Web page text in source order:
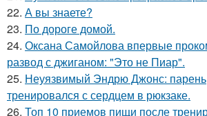
22. А вы знаете?
23. По дороге домой.
24. Оксана Самойлова впервые
развод с джиганом: "Это не Пиар".
25. Неуязвимый Эндрю Джонс:
тренировался с сердцем в рюкзаке.
26. Топ 10 приемов пищи после